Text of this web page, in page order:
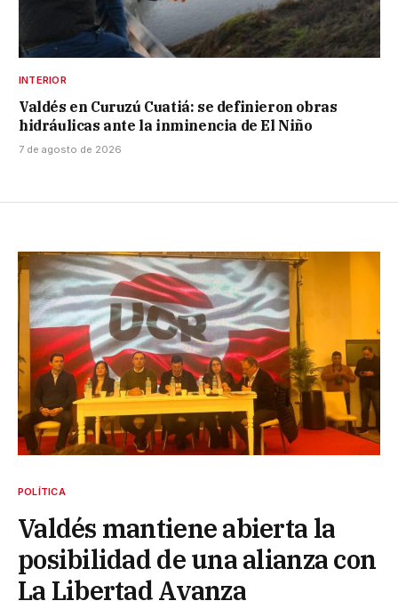
INTERIOR
Valdés en Curuzú Cuatiá: se definieron obras
hidráulicas ante la inminencia de El Niño
7 de agosto de 2026
POLÍTICA
Valdés mantiene abierta la
posibilidad de una alianza con
La Libertad Avanza